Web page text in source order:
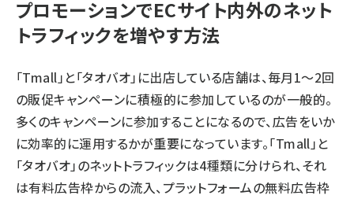
プロモーションでECサイト内外のネット
トラフィックを増やす方法
「Tmall」と「タオバオ」に出店している店舗は、毎月1～2回
の販促キャンペーンに積極的に参加しているのが一般的。
多くのキャンペーンに参加することになるので、広告をいか
に効率的に運用するかが重要になっています。「Tmall」と
「タオバオ」のネットトラフィックは4種類に分けられ、それ
は有料広告枠からの流入、プラットフォームの無料広告枠